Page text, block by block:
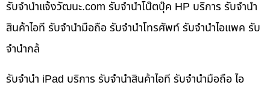
รับจํานําแจ้งวัฒนะ.com รับจำนำโน๊ตบุ๊ค HP บริการ รับจำนำ
สินค้าไอที รับจำนำมือถือ รับจำนำโทรศัพท์ รับจำนำไอแพค รับ
จำนำกล้
รับจำนำ iPad บริการ รับจำนำสินค้าไอที รับจำนำมือถือ ไอ